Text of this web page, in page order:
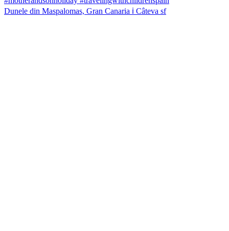
Dunele din Maspalomas, Gran Canaria ℹ️ Câteva sf